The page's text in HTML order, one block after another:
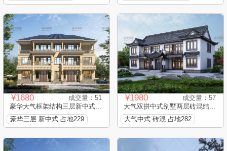
¥1680
成交量：51
豪华大气框架结构三层新中式...
豪华三层 新中式 占地229
¥1980
成交量：57
大气双拼中式别墅两层砖混结...
大气中式 砖混 占地282